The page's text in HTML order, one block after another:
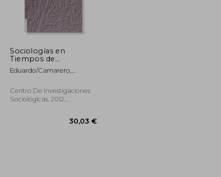
Sociologías en
Tiempos de
Transformación Social
(in Spanish)
Eduardo/Camarero,
Centro De Investigaciones
Sociológicas, 2012,